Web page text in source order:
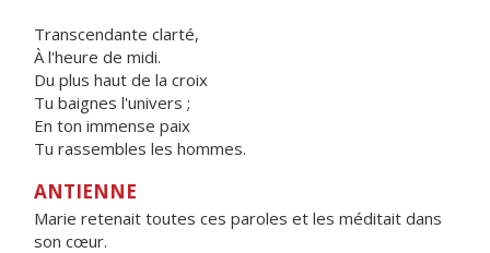
Transcendante clarté,
À l'heure de midi.
Du plus haut de la croix
Tu baignes l'univers ;
En ton immense paix
Tu rassembles les hommes.
ANTIENNE
Marie retenait toutes ces paroles et les méditait dans
son cœur.